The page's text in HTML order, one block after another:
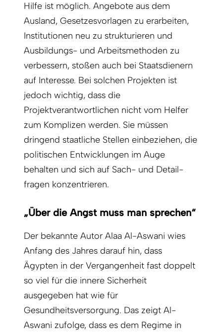
Hilfe ist möglich. Angebote aus dem
Ausland, Gesetzesvorlagen zu erarbeiten,
Institutionen neu zu strukturieren und
Ausbildungs- und Arbeitsmethoden zu
verbessern, stoßen auch bei Staatsdienern
auf Interesse. Bei solchen Projekten ist
jedoch wichtig, dass die
Projektverantwortlichen nicht vom Helfer
zum Komplizen werden. Sie müssen
dringend staat­liche Stellen einbeziehen, die
politischen Entwicklungen im Auge
behalten und sich auf Sach- und Detail­
fragen konzentrieren.
„Über die Angst muss man sprechen“
Der bekannte Autor Alaa Al-Aswani wies
Anfang des Jahres darauf hin, dass
Ägypten in der Ver­gangenheit fast doppelt
so viel für die innere Sicherheit
ausgegeben hat wie für
Gesundheitsversorgung. Das zeigt Al-
Aswani zufolge, dass es dem Regime in